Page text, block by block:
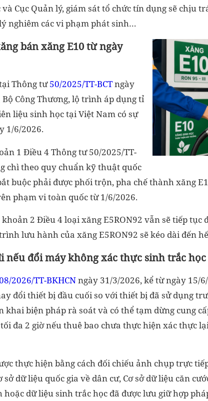
Cục Quản lý, giám sát tổ chức tín dụng sẽ chịu
nghiêm các vi phạm phát sinh…
bán xăng E10 từ ngày
Thông tư50/2025/TT-BCTngày
Công Thương, lộ trình áp dụng tỉ
liệu sinh học tại Việt Nam có sự
1/6/2026.
1 Điều 4 Thông tư 50/2025/TT-
chì theo quy chuẩn kỹ thuật quốc
buộc phải được phối trộn, pha chế thành xăng
phạm vi toàn quốc từ 1/6/2026.
2 Điều 4 loại xăng E5RON92 vẫn sẽ tiếp tục
lưu hành của xăng E5RON92 sẽ kéo dài đến
nếu đổi máy không xác thực sinh trắc học
2026/TT-BKHCNngày 31/3/2026, kể từ ngày 15/
đổi thiết bị đầu cuối so với thiết bị đã sử dụng
khai biện pháp rà soát và có thể tạm dừng cung
đa 2 giờ nếu thuê bao chưa thực hiện xác thực
thực hiện bằng cách đối chiếu ảnh chụp trực
sở dữ liệu quốc gia về dân cư, Cơ sở dữ liệu căn
hoặc dữ liệu sinh trắc học đã được lưu giữ hợp